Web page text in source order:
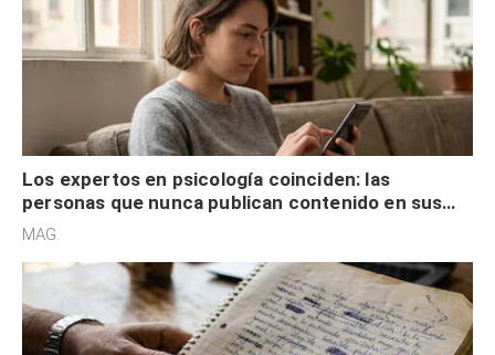
Los expertos en psicología coinciden: las
personas que nunca publican contenido en sus
redes sociales no pretenden buscar validación
MAG.